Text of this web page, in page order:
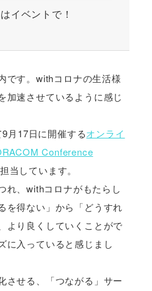
イベントで！
です。withコロナの生活様
加速させているように感じ
月17日に開催するオンライ
Conference
当しています。
れ、withコロナがもたらし
を得ない」から「どうすれ
より良くしていくことがで
に入っていると感じまし
させる、「つながる」サー